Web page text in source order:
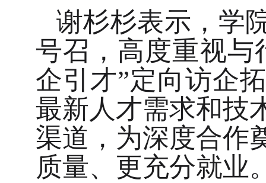
谢杉杉表示，学
号召，高度重视与
企引才”定向访企
最新人才需求和技
渠道，为深度合作
质量、更充分就业